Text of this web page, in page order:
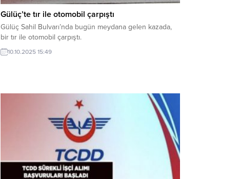
Gülüç’te tır ile otomobil çarpıştı
Gülüç Sahil Bulvarı’nda bugün meydana gelen kazada,
bir tır ile otomobil çarpıştı.
10.10.2025 15:49